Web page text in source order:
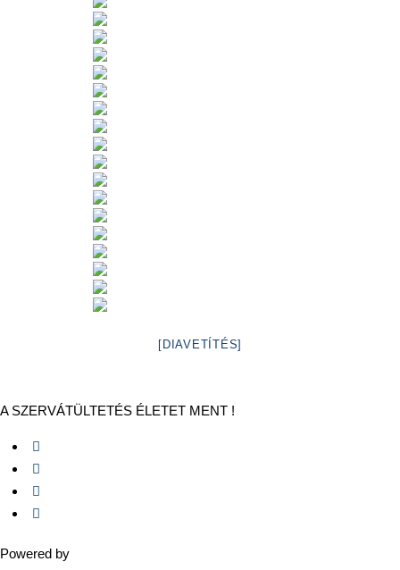
[DIAVETÍTÉS]
A SZERVÁTÜLTETÉS ÉLETET MENT !
Powered by